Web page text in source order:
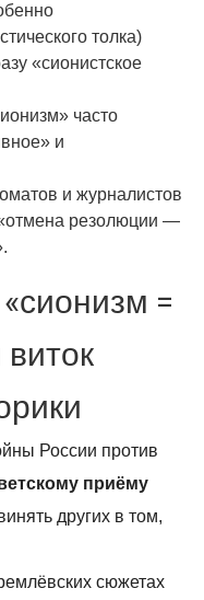
толка)
«сионистское
часто
и
и журналистов
резолюции —
=
России против
приёму
других в том,
сюжетах